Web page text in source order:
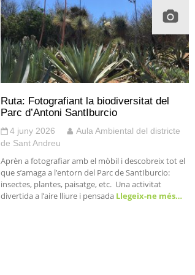
Ruta: Fotografiant la biodiversitat del
Parc d’Antoni SantIburcio
4 juny 2026
Aula Ambiental del districte
de Sant Andreu
Aprèn a fotografiar amb el mòbil i descobreix tot el
que s’amaga a l’entorn del Parc de SantIburcio:
insectes, plantes, paisatge, etc. Una activitat
divertida a l’aire lliure i pensada Llegeix-ne més…